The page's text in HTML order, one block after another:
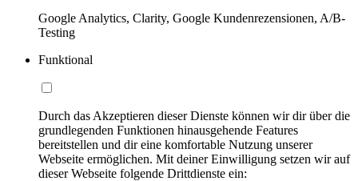
Google Analytics, Clarity, Google Kundenrezensionen, A/B-
Testing
Funktional
Durch das Akzeptieren dieser Dienste können wir dir über die
grundlegenden Funktionen hinausgehende Features
bereitstellen und dir eine komfortable Nutzung unserer
Webseite ermöglichen. Mit deiner Einwilligung setzen wir auf
dieser Webseite folgende Drittdienste ein: